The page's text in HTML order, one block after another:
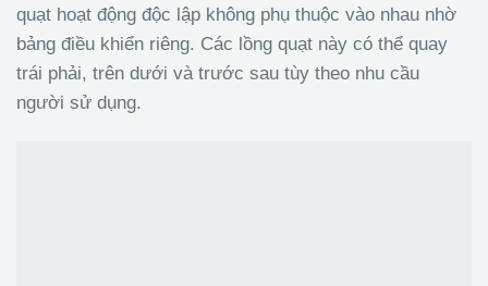
quạt hoạt động độc lập không phụ thuộc vào nhau nhờ
bảng điều khiển riêng. Các lồng quạt này có thể quay
trái phải, trên dưới và trước sau tùy theo nhu cầu
người sử dụng.